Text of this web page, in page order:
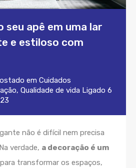
seu apê em uma lar
e estiloso com
em Cuidados
, Qualidade de vida Ligado 6
não é difícil nem precisa
verdade, a decoração é um
para transformar os espaços,